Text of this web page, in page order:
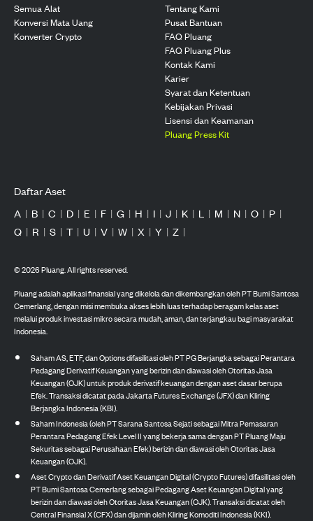
Semua Alat
Konversi Mata Uang
Konverter Crypto
Tentang Kami
Pusat Bantuan
FAQ Pluang
FAQ Pluang Plus
Kontak Kami
Karier
Syarat dan Ketentuan
Kebijakan Privasi
Lisensi dan Keamanan
Pluang Press Kit
Daftar Aset
A | B | C | D | E | F | G | H | I | J | K | L | M | N | O | P |
Q | R | S | T | U | V | W | X | Y | Z |
©2026Pluang. All rights reserved.
Pluang adalah aplikasi finansial yang dikelola dan dikembangkan oleh PT Bumi Santosa
Cemerlang, dengan misi membuka akses lebih luas terhadap beragam kelas aset
melalui produk investasi mikro secara mudah, aman, dan terjangkau bagi masyarakat
Indonesia.
Saham AS, ETF, dan Options difasilitasi oleh PT PG Berjangka sebagai Perantara
Pedagang Derivatif Keuangan yang berizin dan diawasi oleh Otoritas Jasa
Keuangan (OJK) untuk produk derivatif keuangan dengan aset dasar berupa
Efek. Transaksi dicatat pada Jakarta Futures Exchange (JFX) dan Kliring
Berjangka Indonesia (KBI).
Saham Indonesia (oleh PT Sarana Santosa Sejati sebagai Mitra Pemasaran
Perantara Pedagang Efek Level II yang bekerja sama dengan PT Pluang Maju
Sekuritas sebagai Perusahaan Efek) berizin dan diawasi oleh Otoritas Jasa
Keuangan (OJK).
Aset Crypto dan Derivatif Aset Keuangan Digital (Crypto Futures) difasilitasi oleh
PT Bumi Santosa Cemerlang sebagai Pedagang Aset Keuangan Digital yang
berizin dan diawasi oleh Otoritas Jasa Keuangan (OJK). Transaksi dicatat oleh
Central Finansial X (CFX) dan dijamin oleh Kliring Komoditi Indonesia (KKI).